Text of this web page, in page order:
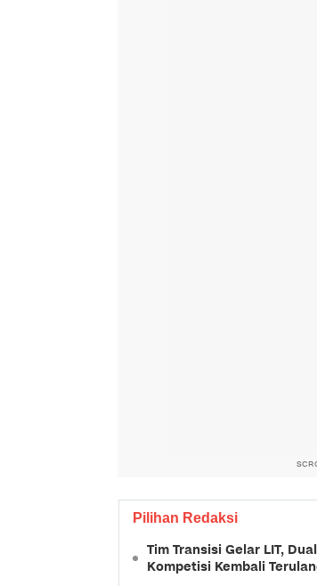
Pilihan Redaksi
Tim Transisi Gelar LIT,
Kompetisi Kembali